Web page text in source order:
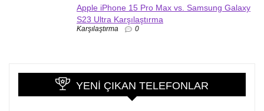
Apple iPhone 15 Pro Max vs. Samsung Galaxy
S23 Ultra Karşılaştırma
Karşılaştırma 0
YENI ÇIKAN TELEFONLAR